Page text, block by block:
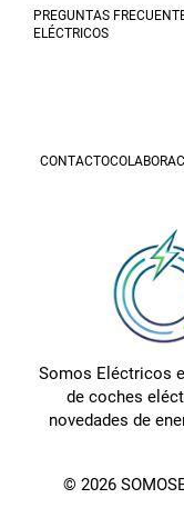
PREGUNTAS
ELÉCTRICOS
CONTACTO
Somos Eléctricos
de coches
novedades de
© 2026